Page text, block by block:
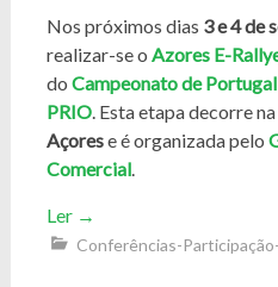
Nos próximos dias 3 e 4 de
realizar-se o Azores E-
do Campeonato de
PRIO. Esta etapa decorre na
Açorese é organizada pelo
Comercial.
Ler →
Conferências-